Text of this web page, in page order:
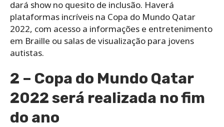
dará show no quesito de inclusão. Haverá
plataformas incríveis na Copa do Mundo Qatar
2022, com acesso a informações e entretenimento
em Braille ou salas de visualização para jovens
autistas.
2 – Copa do Mundo Qatar
2022 será realizada no fim
do ano